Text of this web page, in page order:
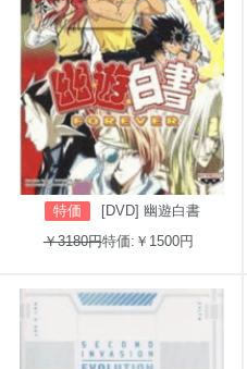
特価
[DVD] 幽遊白書
￥3180円特価:￥1500円